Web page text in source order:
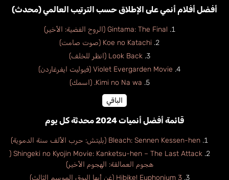
أفضل أفلام أنمي على الإطلاق حسب الترتيب العالمي (محدث)
Gintama: The Final (الروح الفضية: الأخير)
Koe no Katachi (صوت صامت)
Look Back (انظر للخلف)
Violet Evergarden Movie (فيوليت ايفرغاردن)
Kimi no Na wa. (اسمك)
الباقي
قائمة أفضل أنميات 2024 محدثة كل يوم
Bleach: Sennen Kessen-hen (بليتش: حرب الألف سنة الدموية)
Shingeki no Kyojin Movie: Kanketsu-hen – The Last Attack (
هجوم العمالقة: الهجوم الأخير)
Hibike! Euphonium 3 (غن أيها البوق الموسم الثالث)